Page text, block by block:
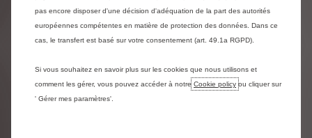
Consectetur adipiscing elit. Morbi finibus sagittis erat vitae
molestie. Nulla quis ornare odio, dapibus facilisis justo.
Donec malesuada porttitor augue eu luctus. Ut tempus
libero. Suspendisse dictum justo vitae arcu convallis, sit
amet rutrum neque rhoncus. Sed sodales diam orci, at
ultricies felis viverra a.
pas encore disposer d'une décision d'adéquation de la part des autorités
européennes compétentes en matière de protection des données. Dans ce
cas, le transfert est basé sur votre consentement (art. 49.1a RGPD).
Si vous souhaitez en savoir plus sur les cookies que nous utilisons et
comment les gérer, vous pouvez accéder à notre Cookie policy ou cliquer sur
' Gérer mes paramètres'.